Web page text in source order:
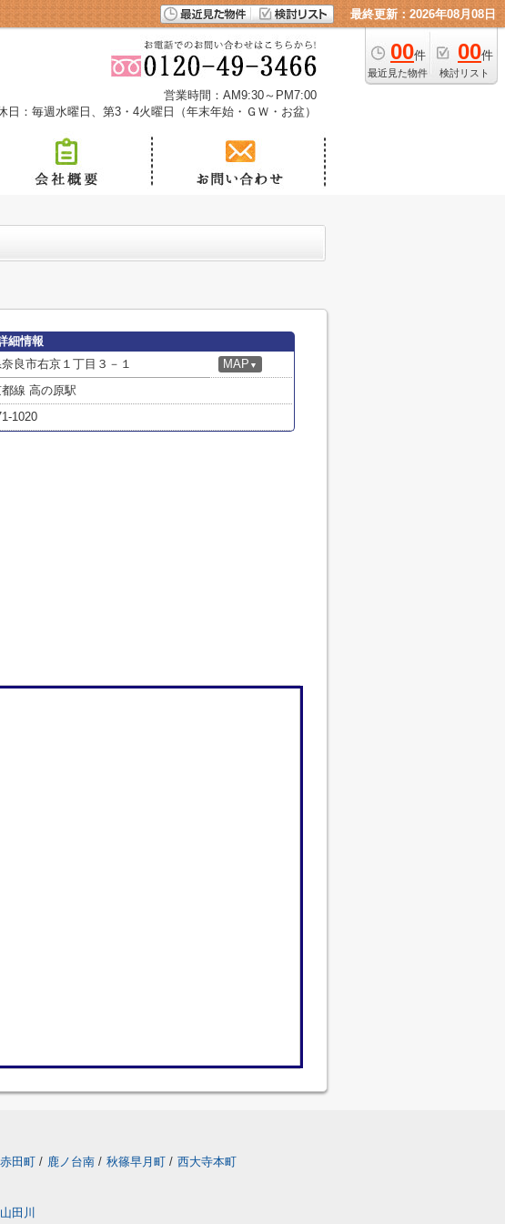
最終更新：2026年08月08日
00件
最近見た物件
00件
検討リスト
営業時間：AM9:30～PM7:00
日：毎週水曜日、第3・4火曜日（年末年始・ＧＷ・お盆）
細情報
良市右京１丁目３－１ MAP ▼
線 高の原駅
1020
田町 / 鹿ノ台南 / 秋篠早月町 / 西大寺本町
山田川